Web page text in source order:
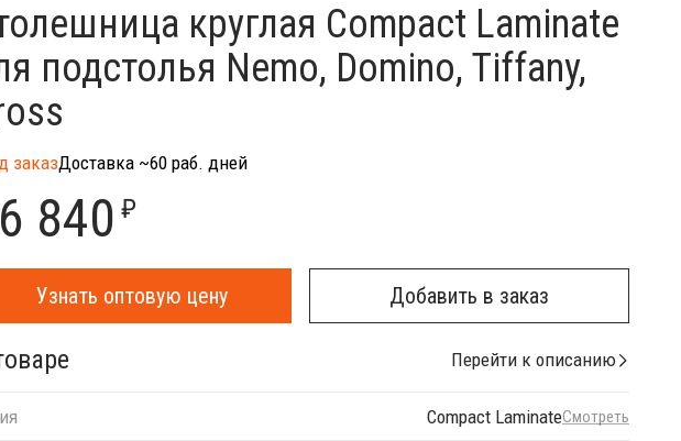
круглая Compact Laminate
подстолья Nemo, Domino, Tiffany,
заказДоставка ~60 раб. дней
840 ₽
Узнать оптовую цену Добавить в заказ
Перейти к описанию
Compact LaminateСмотреть